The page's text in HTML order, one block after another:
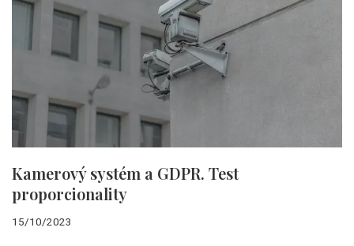
Kamerový systém a GDPR. Test
proporcionality
15/10/2023